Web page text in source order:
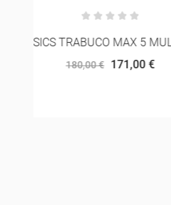
HOKA ANACAPA 2
MULHER